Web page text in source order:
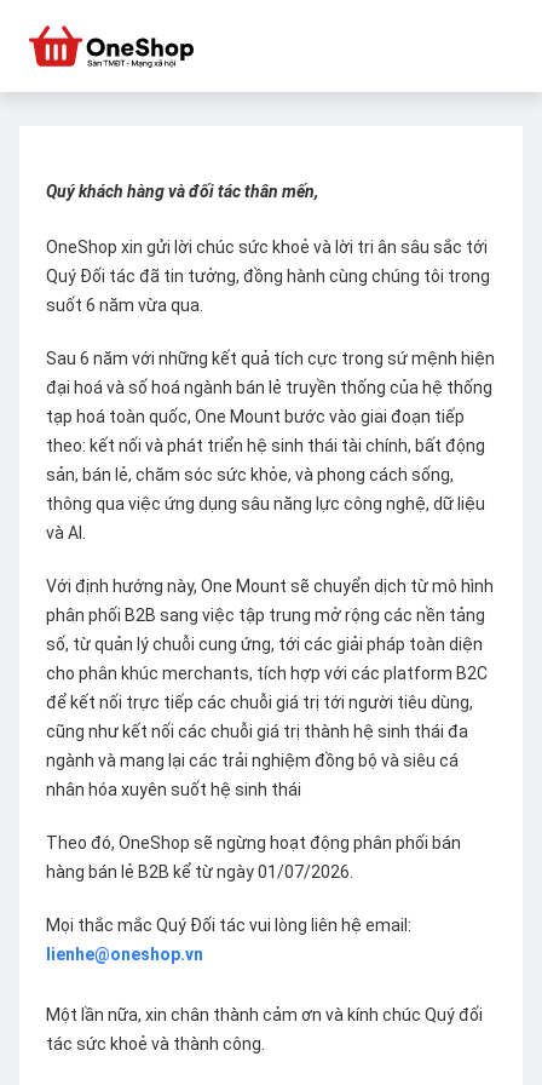
Quý khách hàng và đối tác thân mến,
OneShop xin gửi lời chúc sức khoẻ và lời tri ân sâu sắc tới
Quý Đối tác đã tin tưởng, đồng hành cùng chúng tôi trong
suốt 6 năm vừa qua.
Sau 6 năm với những kết quả tích cực trong sứ mệnh hiện
đại hoá và số hoá ngành bán lẻ truyền thống của hệ thống
tạp hoá toàn quốc, One Mount bước vào giai đoạn tiếp
theo: kết nối và phát triển hệ sinh thái tài chính, bất động
sản, bán lẻ, chăm sóc sức khỏe, và phong cách sống,
thông qua việc ứng dụng sâu năng lực công nghệ, dữ liệu
và AI.
Với định hướng này, One Mount sẽ chuyển dịch từ mô hình
phân phối B2B sang việc tập trung mở rộng các nền tảng
số, từ quản lý chuỗi cung ứng, tới các giải pháp toàn diện
cho phân khúc merchants, tích hợp với các platform B2C
để kết nối trực tiếp các chuỗi giá trị tới người tiêu dùng,
cũng như kết nối các chuỗi giá trị thành hệ sinh thái đa
ngành và mang lại các trải nghiệm đồng bộ và siêu cá
nhân hóa xuyên suốt hệ sinh thái
Theo đó, OneShop sẽ ngừng hoạt động phân phối bán
hàng bán lẻ B2B kể từ ngày 01/07/2026.
Mọi thắc mắc Quý Đối tác vui lòng liên hệ email:
lienhe@oneshop.vn
Một lần nữa, xin chân thành cảm ơn và kính chúc Quý đối
tác sức khoẻ và thành công.